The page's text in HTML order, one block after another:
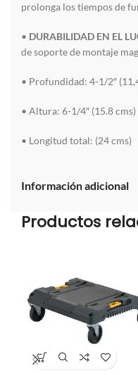
prolonga los tiempos de
• DURABILIDAD EN EL
de soporte de montaje
• Profundidad: 4-1/2″
• Altura: 6-1/4″ (15.8 cms)
• Longitud total: (24 cms)
Información adicional
Productos